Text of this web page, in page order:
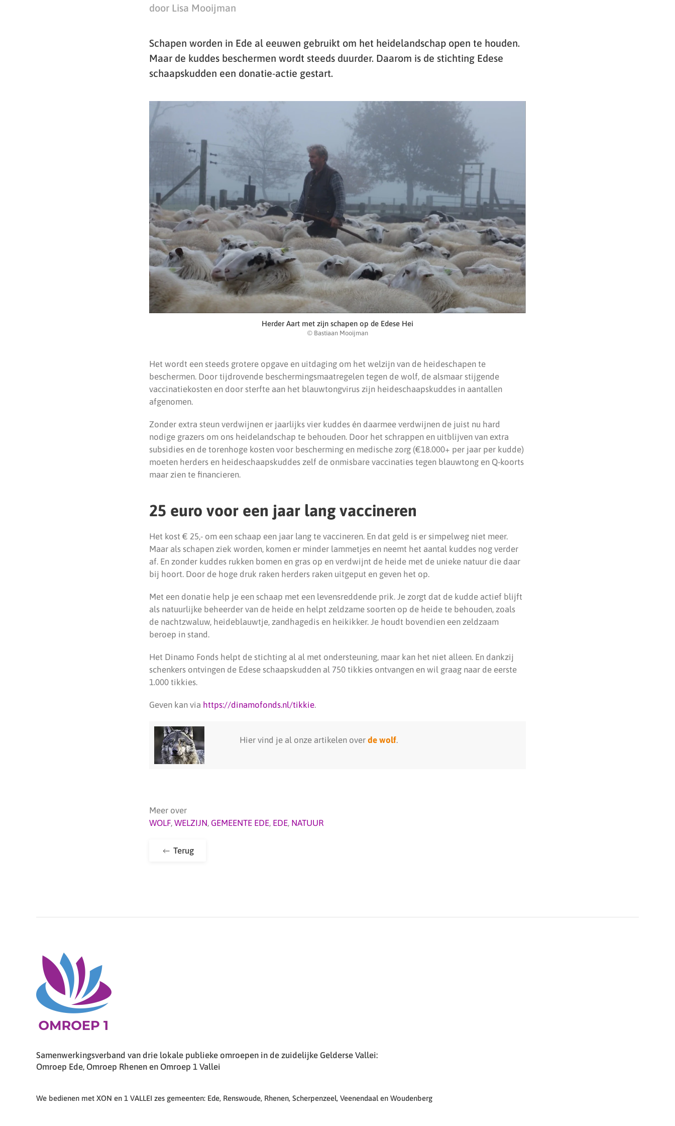
door Lisa Mooijman
Schapen worden in Ede al eeuwen gebruikt om het heidelandschap open te houden.
Maar de kuddes beschermen wordt steeds duurder. Daarom is de stichting Edese
schaapskudden een donatie-actie gestart.
Herder Aart met zijn schapen op de Edese Hei
© Bastiaan Mooijman
Het wordt een steeds grotere opgave en uitdaging om het welzijn van de heideschapen te
beschermen. Door tijdrovende beschermingsmaatregelen tegen de wolf, de alsmaar stijgende
vaccinatiekosten en door sterfte aan het blauwtongvirus zijn heideschaapskuddes in aantallen
afgenomen.
Zonder extra steun verdwijnen er jaarlijks vier kuddes én daarmee verdwijnen de juist nu hard
nodige grazers om ons heidelandschap te behouden. Door het schrappen en uitblijven van extra
subsidies en de torenhoge kosten voor bescherming en medische zorg (€18.000+ per jaar per kudde)
moeten herders en heideschaapskuddes zelf de onmisbare vaccinaties tegen blauwtong en Q-koorts
maar zien te financieren.
25 euro voor een jaar lang vaccineren
Het kost € 25,- om een schaap een jaar lang te vaccineren. En dat geld is er simpelweg niet meer.
Maar als schapen ziek worden, komen er minder lammetjes en neemt het aantal kuddes nog verder
af. En zonder kuddes rukken bomen en gras op en verdwijnt de heide met de unieke natuur die daar
bij hoort. Door de hoge druk raken herders raken uitgeput en geven het op.
Met een donatie help je een schaap met een levensreddende prik. Je zorgt dat de kudde actief blijft
als natuurlijke beheerder van de heide en helpt zeldzame soorten op de heide te behouden, zoals
de nachtzwaluw, heideblauwtje, zandhagedis en heikikker. Je houdt bovendien een zeldzaam
beroep in stand.
Het Dinamo Fonds helpt de stichting al al met ondersteuning, maar kan het niet alleen. En dankzij
schenkers ontvingen de Edese schaapskudden al 750 tikkies ontvangen en wil graag naar de eerste
1.000 tikkies.
Geven kan via https://dinamofonds.nl/tikkie.
Hier vind je al onze artikelen over de wolf.
Meer over
WOLF, WELZIJN, GEMEENTE EDE, EDE, NATUUR
Terug
Samenwerkingsverband van drie lokale publieke omroepen in de zuidelijke Gelderse Vallei:
Omroep Ede, Omroep Rhenen en Omroep 1 Vallei
We bedienen met XON en 1 VALLEI zes gemeenten: Ede, Renswoude, Rhenen, Scherpenzeel, Veenendaal en Woudenberg